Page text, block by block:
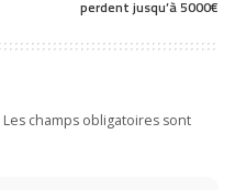
perdent jusqu’à 5000€
Les champs obligatoires sont